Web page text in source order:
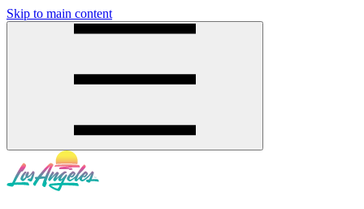
Skip to main content